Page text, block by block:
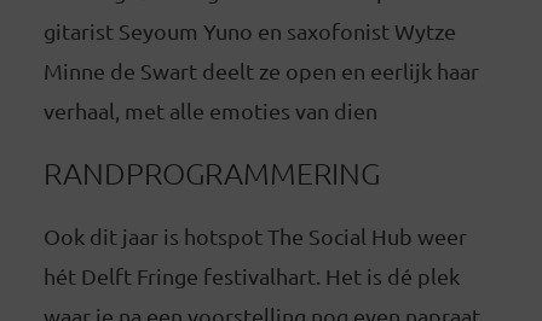
gitarist Seyoum Yuno en saxofonist Wytze
Minne de Swart deelt ze open en eerlijk haar
verhaal, met alle emoties van dien
RANDPROGRAMMERING
Ook dit jaar is hotspot The Social Hub weer
hét Delft Fringe festivalhart. Het is dé plek
waar je na een voorstelling nog even napraat